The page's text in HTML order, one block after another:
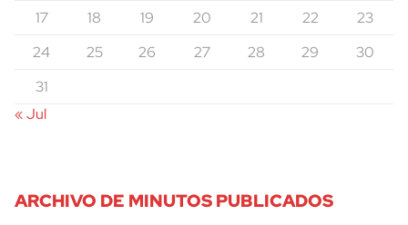
17
18 19 20 21 22
23
24
25 26 27 28 29
30
31
« Jul
ARCHIVO DE MINUTOS PUBLICADOS